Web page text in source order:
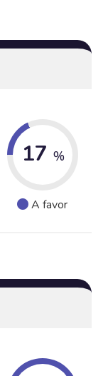
17 %
A favor